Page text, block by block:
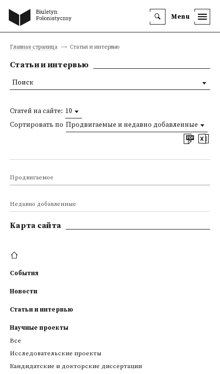
Menu
Главная страница Статьи и интервью
Статьи и интервью
Статей на сайте: 10
Сортировать по Продвигаемые и недавно добавленные
Продвигаемое
Недавно добавленные
Поиск
Kарта сайта
События
Новости
Статьи и интервью
Научные проекты
Все
Исследовательские проекты
Кандидатские и докторские диссертации